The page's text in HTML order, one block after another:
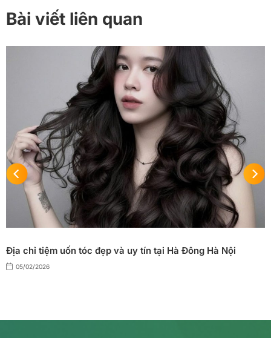
Bài viết liên quan
Địa chỉ tiệm uốn tóc đẹp và uy tín tại Hà Đông Hà Nội
05/02/2026